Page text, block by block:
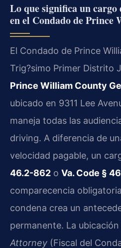
Lo que significa un
en el Condado de
El Condado de Prince
Trig?simo Primer Distrito
Prince William County
ubicado en 9311 Lee
maneja todas las
driving. A diferencia de
velocidad pagable, un
46.2-862 o Va. Code §
comparecencia
condena crea un
permanente. La ubicación
Attorney (Fiscal del